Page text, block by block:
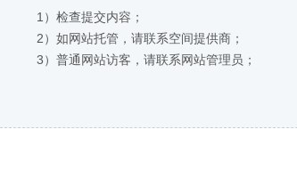
1）检查提交内容；
2）如网站托管，请联系空间提供商；
3）普通网站访客，请联系网站管理员；